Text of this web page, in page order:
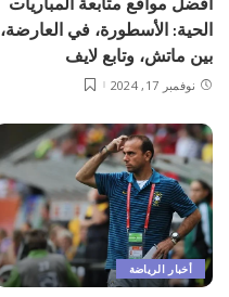
الحية: الأسطورة، في العارضة،
بين ماتش، وتابع لايف
نوفمبر 17, 2024
أخبار الرياضة